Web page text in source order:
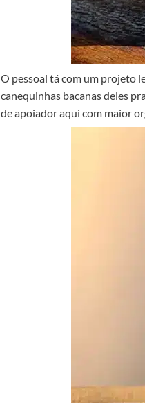
O pessoal tá com um projeto
canequinhas bacanas deles
de apoiador aqui com maior